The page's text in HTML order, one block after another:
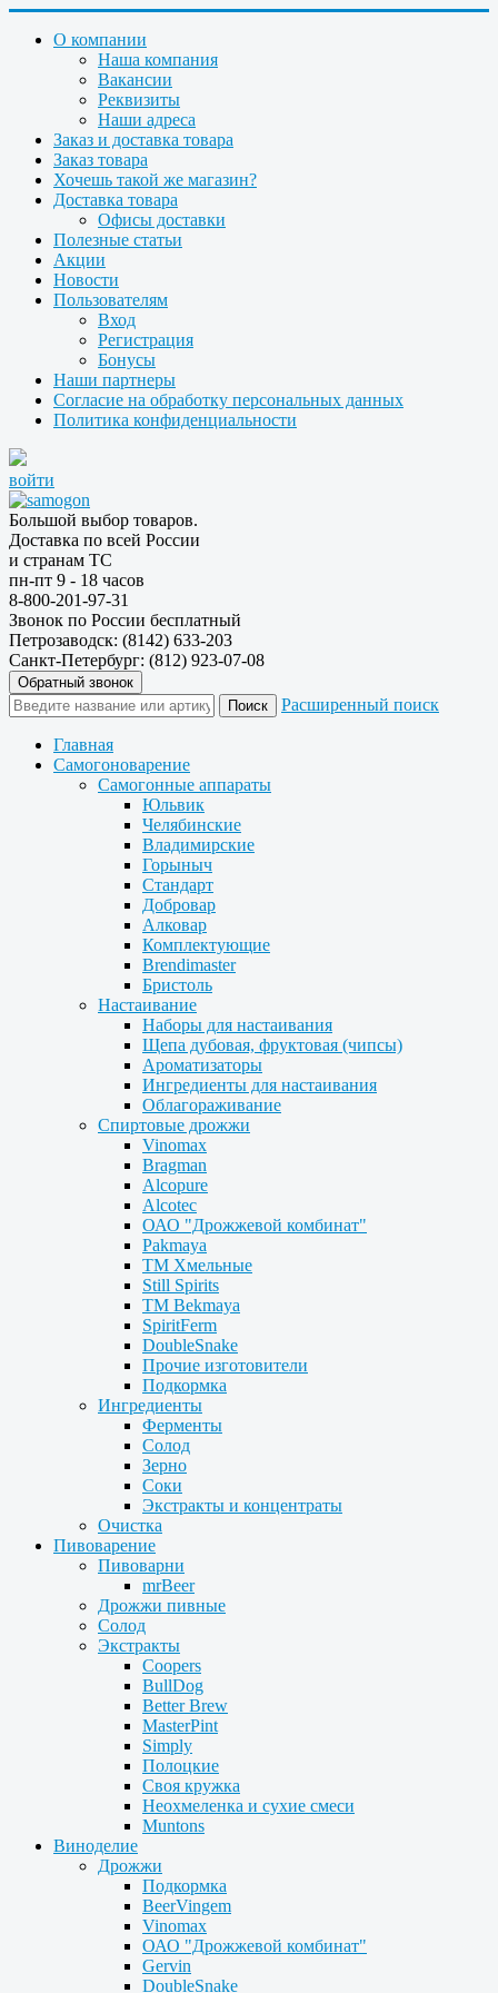
О компании
Наша компания
Вакансии
Реквизиты
Наши адреса
Заказ и доставка товара
Заказ товара
Хочешь такой же магазин?
Доставка товара
Офисы доставки
Полезные статьи
Акции
Новости
Пользователям
Вход
Регистрация
Бонусы
Наши партнеры
Согласие на обработку персональных данных
Политика конфиденциальности
войти
Большой выбор товаров.
Доставка по всей России
и странам ТС
пн-пт 9 - 18 часов
8-800-201-97-31
Звонок по России бесплатный
Петрозаводск: (8142) 633-203
Санкт-Петербург: (812) 923-07-08
Обратный звонок
Расширенный поиск
Главная
Самогоноварение
Самогонные аппараты
Юльвик
Челябинские
Владимирские
Горыныч
Стандарт
Добровар
Алковар
Комплектующие
Brendimaster
Бристоль
Настаивание
Наборы для настаивания
Щепа дубовая, фруктовая (чипсы)
Ароматизаторы
Ингредиенты для настаивания
Облагораживание
Спиртовые дрожжи
Vinomax
Bragman
Alcopure
Alcotec
ОАО "Дрожжевой комбинат"
Pakmaya
ТМ Хмельные
Still Spirits
ТМ Bekmaya
SpiritFerm
DoubleSnake
Прочие изготовители
Подкормка
Ингредиенты
Ферменты
Солод
Зерно
Соки
Экстракты и концентраты
Очистка
Пивоварение
Пивоварни
mrBeer
Дрожжи пивные
Солод
Экстракты
Coopers
BullDog
Better Brew
MasterPint
Simply
Полоцкие
Своя кружка
Неохмеленка и сухие смеси
Muntons
Виноделие
Дрожжи
Подкормка
BeerVingem
Vinomax
ОАО "Дрожжевой комбинат"
Gervin
DoubleSnake